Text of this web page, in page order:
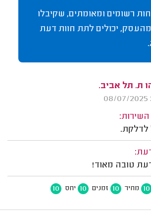
רשומים ומאומתים, שקיבלו
יכולים לתת חוות דעת
ת. תל אביב.
השירות:
לדלקת.
טובה מאוד!
10 מחיר 10 זמנים 10 יחס 10